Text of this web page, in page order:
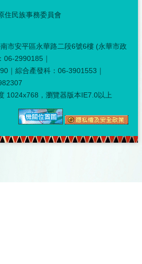
住民族事務委員會
市安平區永華路二段6號6樓 (永華市政
06-2990185｜
｜綜合產發科：06-3901553｜
1024x768，瀏覽器版本IE7.0以上